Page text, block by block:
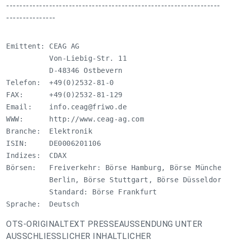
-----------------------------------------------------------------
---------------
Emittent: CEAG AG
          Von-Liebig-Str. 11
          D-48346 Ostbevern
Telefon:  +49(0)2532-81-0
FAX:      +49(0)2532-81-129
Email: info.ceag@friwo.de
WWW:      http://www.ceag-ag.com
Branche:  Elektronik
ISIN:     DE0006201106
Indizes:  CDAX
Börsen:   Freiverkehr: Börse Hamburg, Börse
Berlin, Börse Stuttgart, Börse
          Standard: Börse Frankfurt
Sprache:  Deutsch
OTS-ORIGINALTEXT PRESSEAUSSENDUNG UNTER
AUSSCHLIESSLICHER INHALTLICHER